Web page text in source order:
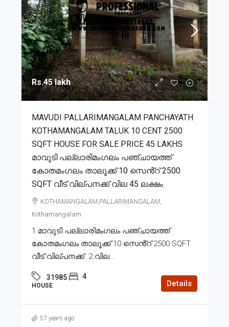
Rs.45 lakh
MAVUDI PALLARIMANGALAM PANCHAYATH
KOTHAMANGALAM TALUK 10 CENT 2500
SQFT HOUSE FOR SALE PRICE 45 LAKHS
മാവുടി പല്ലാരിമംഗലം പഞ്ചായത്ത്
കോതമംഗലം താലൂക്ക് 10 സെൻ്റ് 2500
SQFT വീട് വില്പനക്ക് വില 45 ലക്ഷം
KOTHAMANGALAM,PALLARIMANGALAM,
Kothamangalam
1.മാവുടി പല്ലാരിമംഗലം പഞ്ചായത്ത്
കോതമംഗലം താലൂക്ക് 10 സെൻ്റ് 2500 SQFT
വീട് വില്പനക്ക്. 2.വില...
31985 4
HOUSE Details
57 years ago